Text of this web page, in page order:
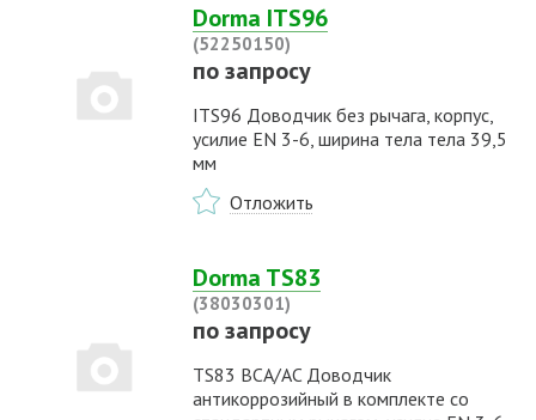
Dorma ITS96
(52250150)
по запросу
ITS96 Доводчик без рычага, корпус,
усилие EN 3-6, ширина тела тела 39,5
мм
Отложить
Dorma TS83
(38030301)
по запросу
TS83 BCA/AC Доводчик
антикоррозийный в комплекте со